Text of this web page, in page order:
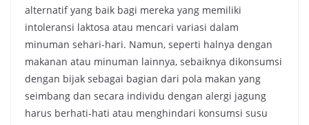
alternatif yang baik bagi mereka yang memiliki
intoleransi laktosa atau mencari variasi dalam
minuman sehari-hari. Namun, seperti halnya dengan
makanan atau minuman lainnya, sebaiknya dikonsumsi
dengan bijak sebagai bagian dari pola makan yang
seimbang dan secara individu dengan alergi jagung
harus berhati-hati atau menghindari konsumsi susu